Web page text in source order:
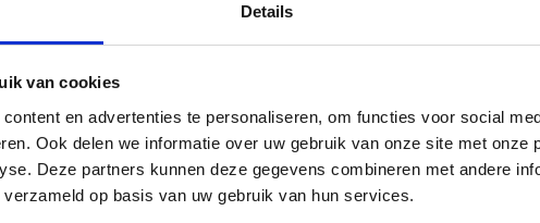
Details
van cookies
en advertenties te personaliseren, om functies voor social
Ook delen we informatie over uw gebruik van onze site met onze
Deze partners kunnen deze gegevens combineren met andere
op basis van uw gebruik van hun services.
Implementing operational monitoring in hybrid
scenarios